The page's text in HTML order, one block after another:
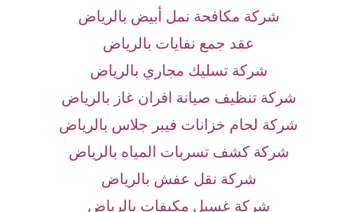
شركة مكافحة نمل أبيض بالرياض
عقد جمع نفايات بالرياض
شركة تسليك مجاري بالرياض
شركة تنظيف صيانة افران غاز بالرياض
شركة لحام خزانات فيبر جلاس بالرياض
شركة كشف تسربات المياه بالرياض
شركة نقل عفش بالرياض
شركة غسيل مكيفات بالرياض